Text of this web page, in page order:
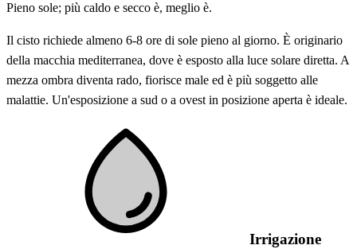
Pieno sole; più caldo e secco è, meglio è.
Il cisto richiede almeno 6-8 ore di sole pieno al giorno. È originario
della macchia mediterranea, dove è esposto alla luce solare diretta. A
mezza ombra diventa rado, fiorisce male ed è più soggetto alle
malattie. Un'esposizione a sud o a ovest in posizione aperta è ideale.
Irrigazione